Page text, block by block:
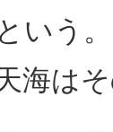
いう。
海は